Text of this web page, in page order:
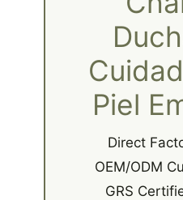
Piel
Direct
OEM/ODM
GRS